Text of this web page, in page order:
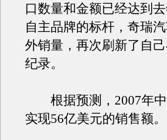
口数量和金额已经达到
自主品牌的标杆，奇瑞
外销量，再次刷新了自
纪录。
根据预测，2007年中
实现56亿美元的销售额。